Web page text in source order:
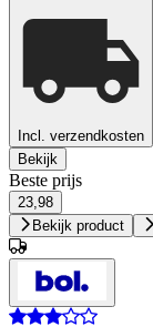
Incl. verzendkosten
Bekijk
Beste prijs
23,98
Bekijk product